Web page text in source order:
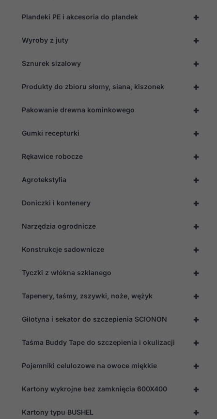
+
Plandeki PE i akcesoria do plandek
+
Wyroby z juty
+
Sznurek sizalowy
+
Produkty do zbioru słomy, siana, kiszonek
+
Pakowanie drewna kominkowego
+
Gumki recepturki
+
Rękawice robocze
+
Agrotekstylia
+
Doniczki i kontenery
+
Narzędzia ogrodnicze
+
Konstrukcje sadownicze
+
Tyczki z włókna szklanego
+
Tapenery, taśmy, zszywki, noże, wężyk
+
Gilotyna i sekator do szczepienia SCIONON
+
Taśma Buddy Tape do szczepienia i okulizacji
+
Pojemniki celulozowe na owoce miękkie
+
Kartony wykrojne bez zamknięcia 600X400
+
Kartony typu BUSHEL
strony
funkcjonalność
internetowej,
Udostępniając
zainteresowania i
zachowania
odwiedzania naszej
strony, zwiększasz
zobaczenie